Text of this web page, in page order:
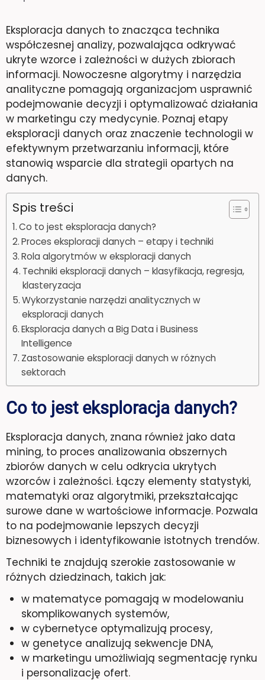
Eksploracja danych to znacząca technika
współczesnej analizy, pozwalająca odkrywać
ukryte wzorce i zależności w dużych zbiorach
informacji. Nowoczesne algorytmy i narzędzia
analityczne pomagają organizacjom usprawnić
podejmowanie decyzji i optymalizować działania
w marketingu czy medycynie. Poznaj etapy
eksploracji danych oraz znaczenie technologii w
efektywnym przetwarzaniu informacji, które
stanowią wsparcie dla strategii opartych na
danych.
Spis treści
Co to jest eksploracja danych?
Proces eksploracji danych – etapy i techniki
Rola algorytmów w eksploracji danych
Techniki eksploracji danych – klasyfikacja, regresja,
klasteryzacja
Wykorzystanie narzędzi analitycznych w
eksploracji danych
Eksploracja danych a Big Data i Business
Intelligence
Zastosowanie eksploracji danych w różnych
sektorach
Co to jest eksploracja danych?
Eksploracja danych, znana również jako data
mining, to proces analizowania obszernych
zbiorów danych w celu odkrycia ukrytych
wzorców i zależności. Łączy elementy statystyki,
matematyki oraz algorytmiki, przekształcając
surowe dane w wartościowe informacje. Pozwala
to na podejmowanie lepszych decyzji
biznesowych i identyfikowanie istotnych trendów.
Techniki te znajdują szerokie zastosowanie w
różnych dziedzinach, takich jak:
w matematyce pomagają w modelowaniu
skomplikowanych systemów,
w cybernetyce optymalizują procesy,
w genetyce analizują sekwencje DNA,
w marketingu umożliwiają segmentację rynku
i personalizację ofert.